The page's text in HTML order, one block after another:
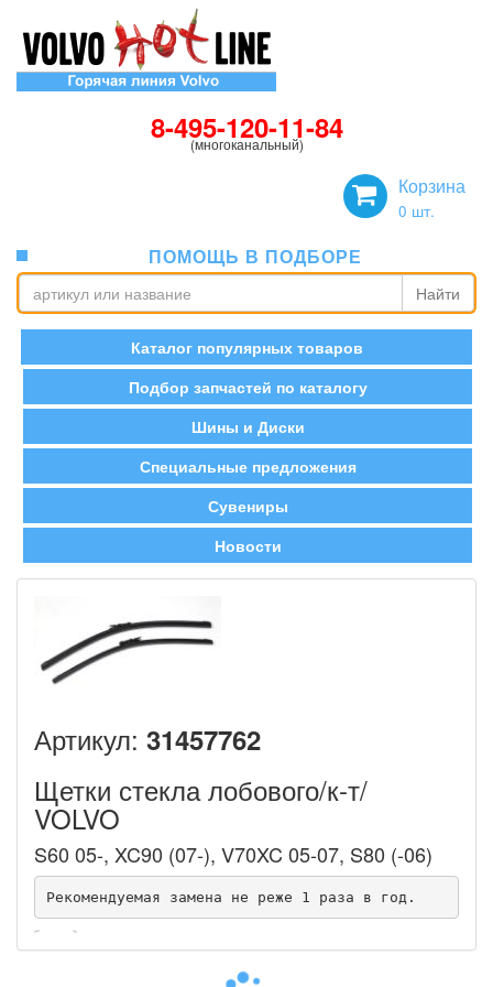
8-495-120-11-84
(многоканальный)
Корзина
0 шт.
ПОМОЩЬ В ПОДБОРЕ
Найти
Каталог популярных товаров
Подбор запчастей по каталогу
Шины и Диски
Специальные предложения
Сувениры
Новости
Артикул: 31457762
Щетки стекла лобового/к-т/
VOLVO
S60 05-, XC90 (07-), V70XC 05-07, S80 (-06)
Рекомендуемая замена не реже 1 раза в год.